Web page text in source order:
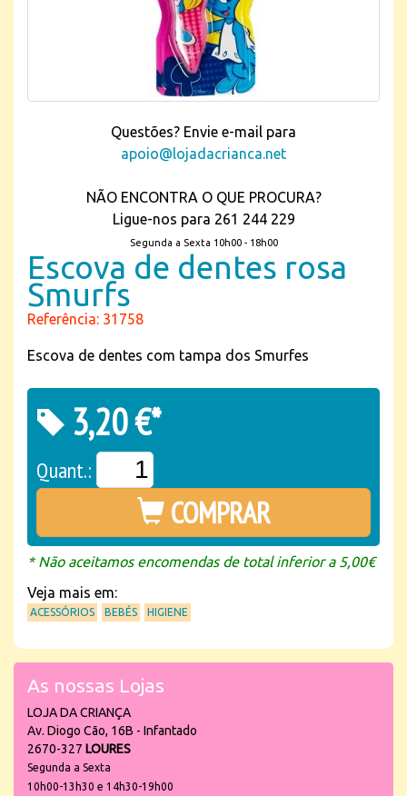
Questões? Envie e-mail para
apoio@lojadacrianca.net
NÃO ENCONTRA O QUE PROCURA?
Ligue-nos para 261 244 229
Segunda a Sexta 10h00 - 18h00
Escova de dentes rosa
Smurfs
Referência: 31758
Escova de dentes com tampa dos Smurfes
3,20 €*
Quant.:
COMPRAR
* Não aceitamos encomendas de total inferior a 5,00€
Veja mais em:
ACESSÓRIOS BEBÉS HIGIENE
As nossas Lojas
LOJA DA CRIANÇA
Av. Diogo Cão, 16B - Infantado
2670-327 LOURES
Segunda a Sexta
10h00-13h30 e 14h30-19h00